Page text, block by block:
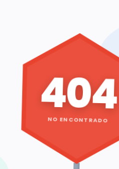
404
NO ENCONTRADO